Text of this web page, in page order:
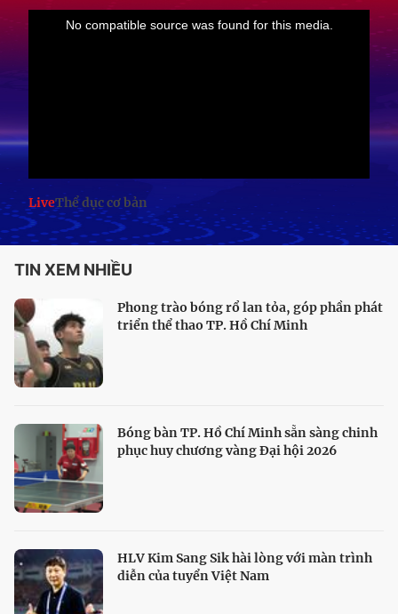
LiveThể dục cơ bản
TIN XEM NHIỀU
Phong trào bóng rổ lan tỏa, góp phần phát
triển thể thao TP. Hồ Chí Minh
Bóng bàn TP. Hồ Chí Minh sẵn sàng chinh
phục huy chương vàng Đại hội 2026
HLV Kim Sang Sik hài lòng với màn trình
diễn của tuyển Việt Nam